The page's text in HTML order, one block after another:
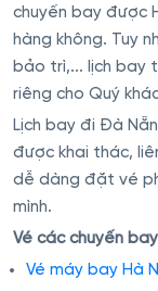
chuyến bay được
hàng không. Tuy
bảo trì,... lịch
riêng cho Quý
Lịch bay đi Đà
được khai thác,
dễ dàng đặt vé
mình.
Vé các chuyến
Vé máy bay Hà